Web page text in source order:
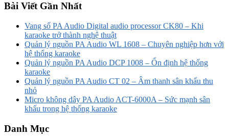
Bài Viết Gần Nhất
Vang số PA Audio Digital audio processor CK80 – Khi
karaoke trở thành nghệ thuật
Quản lý nguồn PA Audio WL 1608 – Chuyên nghiệp hơn với
hệ thống karaoke
Quản lý nguồn PA Audio DCP 1008 – Ổn định hệ thống
karaoke
Quản lý nguồn PA Audio CT 02 – Âm thanh sân khấu thu
nhỏ
Micro không dây PA Audio ACT-6000A – Sức mạnh sân
khấu trong hệ thống karaoke
Danh Mục